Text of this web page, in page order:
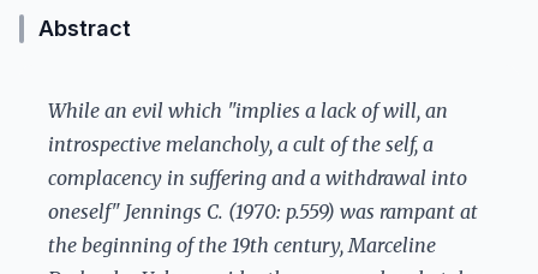
Abstract
While an evil which "implies a lack of will, an
introspective melancholy, a cult of the self, a
complacency in suffering and a withdrawal into
oneself" Jennings C. (1970: p.559) was rampant at
the beginning of the 19th century, Marceline